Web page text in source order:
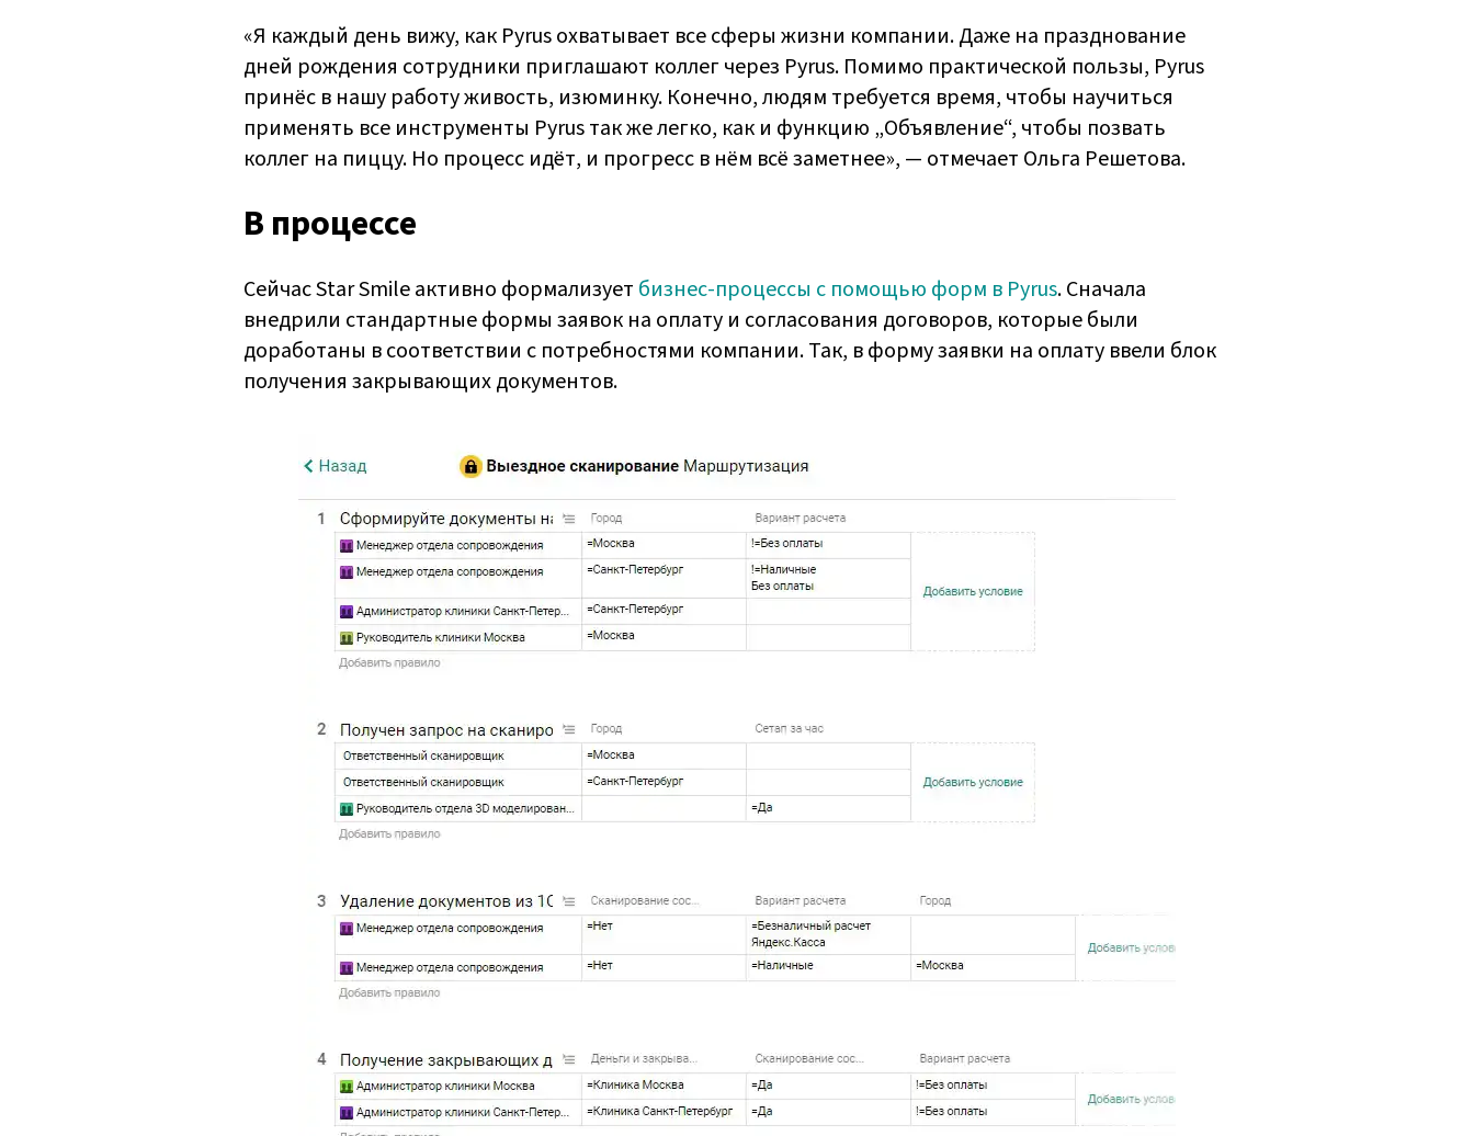
«Я каждый день вижу, как Pyrus охватывает все сферы жизни компании. Даже на празднование
дней рождения сотрудники приглашают коллег через Pyrus. Помимо практической пользы, Pyrus
принёс в нашу работу живость, изюминку. Конечно, людям требуется время, чтобы научиться
применять все инструменты Pyrus так же легко, как и функцию „Объявление“, чтобы позвать
коллег на пиццу. Но процесс идёт, и прогресс в нём всё заметнее», — отмечает Ольга Решетова.
В процессе
Сейчас Star Smile активно формализует бизнес-процессы с помощью форм в Pyrus. Сначала
внедрили стандартные формы заявок на оплату и согласования договоров, которые были
доработаны в соответствии с потребностями компании. Так, в форму заявки на оплату ввели блок
получения закрывающих документов.